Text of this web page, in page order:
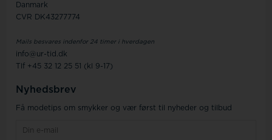
Danmark
CVR DK43277774
Mails besvares indenfor 24 timer i hverdagen
info@ur-tid.dk
Tlf +45 32 12 25 51 (kl 9-17)
Nyhedsbrev
Få modetips om smykker og vær først til nyheder og tilbud